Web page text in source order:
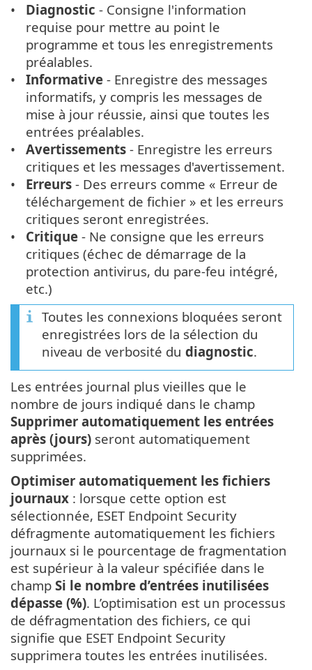
Diagnostic - Consigne l'information
requise pour mettre au point le
programme et tous les enregistrements
préalables.
Informative - Enregistre des messages
informatifs, y compris les messages de
mise à jour réussie, ainsi que toutes les
entrées préalables.
Avertissements - Enregistre les erreurs
critiques et les messages d'avertissement.
Erreurs - Des erreurs comme « Erreur de
téléchargement de fichier » et les erreurs
critiques seront enregistrées.
Critique - Ne consigne que les erreurs
critiques (échec de démarrage de la
protection antivirus, du pare-feu intégré,
etc.)
Toutes les connexions bloquées seront
enregistrées lors de la sélection du
niveau de verbosité du diagnostic.
Les entrées journal plus vieilles que le
nombre de jours indiqué dans le champ
Supprimer automatiquement les entrées
après (jours) seront automatiquement
supprimées.
Optimiser automatiquement les fichiers
journaux : lorsque cette option est
sélectionnée, ESET Endpoint Security
défragmente automatiquement les fichiers
journaux si le pourcentage de fragmentation
est supérieur à la valeur spécifiée dans le
champ Si le nombre d’entrées inutilisées
dépasse (%). L’optimisation est un processus
de défragmentation des fichiers, ce qui
signifie que ESET Endpoint Security
supprimera toutes les entrées inutilisées.